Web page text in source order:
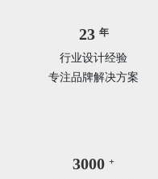
23 年
行业设计经验
专注品牌解决方案
3000 +